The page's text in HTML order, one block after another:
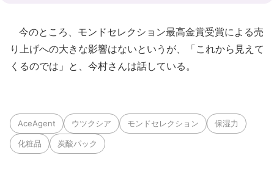
今のところ、モンドセレクション最高金賞受賞による売
り上げへの大きな影響はないというが、「これから見えて
くるのでは」と、今村さんは話している。
AceAgent ウツクシア モンドセレクション 保湿力
化粧品 炭酸パック